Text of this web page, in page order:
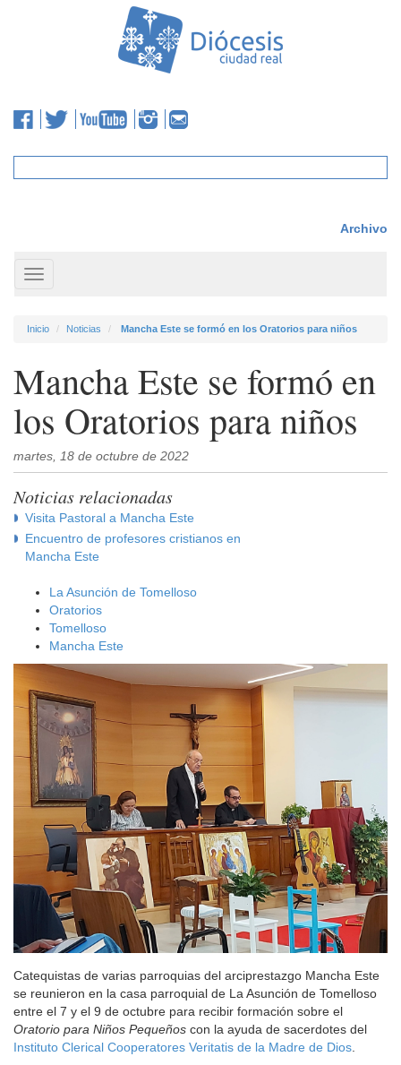
Archivo
Toggle
navigation
Inicio Noticias Mancha Este se formó en los Oratorios para niños
Mancha Este se formó en
los Oratorios para niños
martes, 18 de octubre de 2022
Noticias relacionadas
Visita Pastoral a Mancha Este
Encuentro de profesores cristianos en
Mancha Este
La Asunción de Tomelloso
Oratorios
Tomelloso
Mancha Este
Catequistas de varias parroquias del arciprestazgo Mancha Este
se reunieron en la casa parroquial de La Asunción de Tomelloso
entre el 7 y el 9 de octubre para recibir formación sobre el
Oratorio para Niños Pequeños con la ayuda de sacerdotes del
Instituto Clerical Cooperatores Veritatis de la Madre de Dios